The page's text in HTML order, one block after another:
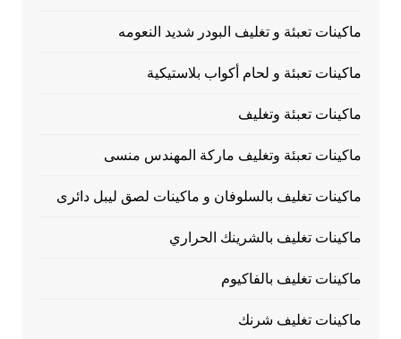
ماكينات تعبئة و تغليف البودر شديد النعومه
ماكينات تعبئة و لحام أكواب بلاستيكية
ماكينات تعبئة وتغليف
ماكينات تعبئة وتغليف ماركة المهندس منسى
ماكينات تغليف بالسلوفان و ماكينات لصق ليبل دائرى
ماكينات تغليف بالشرينك الحراري
ماكينات تغليف بالفاكيوم
ماكينات تغليف شرنك